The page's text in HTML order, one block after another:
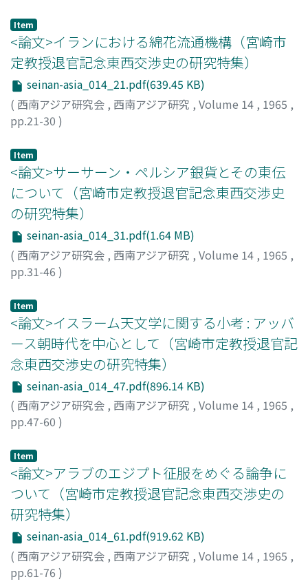
Item
<論文>イランにおける綿花流通機構（宮崎市
定教授退官記念東西交渉史の研究特集）
seinan-asia_014_21.pdf(639.45 KB)
( 西南アジア研究会 , 西南アジア研究 , Volume 14 , 1965 ,
pp.21-30 )
Item
<論文>サーサーン・ペルシア銀貨とその東伝
について（宮崎市定教授退官記念東西交渉史
の研究特集）
seinan-asia_014_31.pdf(1.64 MB)
( 西南アジア研究会 , 西南アジア研究 , Volume 14 , 1965 ,
pp.31-46 )
Item
<論文>イスラーム天文学に関する小考 : アッバ
ース朝時代を中心として（宮崎市定教授退官記
念東西交渉史の研究特集）
seinan-asia_014_47.pdf(896.14 KB)
( 西南アジア研究会 , 西南アジア研究 , Volume 14 , 1965 ,
pp.47-60 )
Item
<論文>アラブのエジプト征服をめぐる論争に
ついて（宮崎市定教授退官記念東西交渉史の
研究特集）
seinan-asia_014_61.pdf(919.62 KB)
( 西南アジア研究会 , 西南アジア研究 , Volume 14 , 1965 ,
pp.61-76 )